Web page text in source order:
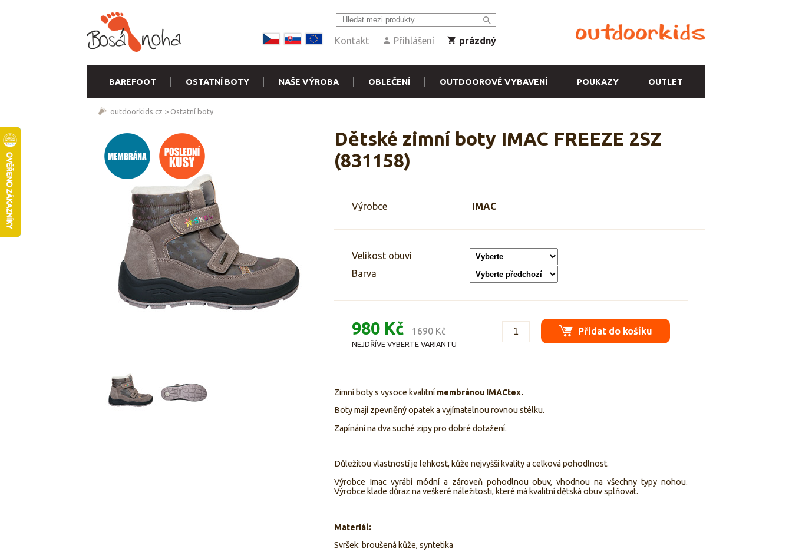
Kontakt Přihlášení prázdný
BAREFOOT OSTATNÍ BOTY NAŠE VÝROBA OBLEČENÍ OUTDOOROVÉ VYBAVENÍ POUKAZY OUTLET
outdoorkids.cz > Ostatní boty
Dětské zimní boty IMAC FREEZE 2SZ
(831158)
Výrobce IMAC
Velikost obuvi
Barva
980 Kč 1690 Kč
NEJDŘÍVE VYBERTE VARIANTU
Přidat do košíku
Zimní boty s vysoce kvalitní membránou IMACtex.
Boty mají zpevněný opatek a vyjímatelnou rovnou stélku.
Zapínání na dva suché zipy pro dobré dotažení.
Důležitou vlastností je lehkost, kůže nejvyšší kvality a celková pohodlnost.
Výrobce Imac vyrábí módní a zároveň pohodlnou obuv, vhodnou na všechny typy nohou.
Výrobce klade důraz na veškeré náležitosti, které má kvalitní dětská obuv splňovat.
Materiál:
Svršek: broušená kůže, syntetika